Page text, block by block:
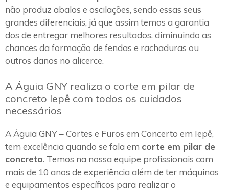
não produz abalos e oscilações, sendo essas seus
grandes diferenciais, já que assim temos a garantia
dos de entregar melhores resultados, diminuindo as
chances da formação de fendas e rachaduras ou
outros danos no alicerce.
A Águia GNY realiza o corte em pilar de
concreto Iepê com todos os cuidados
necessários
A Águia GNY – Cortes e Furos em Concerto em Iepê,
tem excelência quando se fala em corte em pilar de
concreto. Temos na nossa equipe profissionais com
mais de 10 anos de experiência além de ter máquinas
e equipamentos específicos para realizar o